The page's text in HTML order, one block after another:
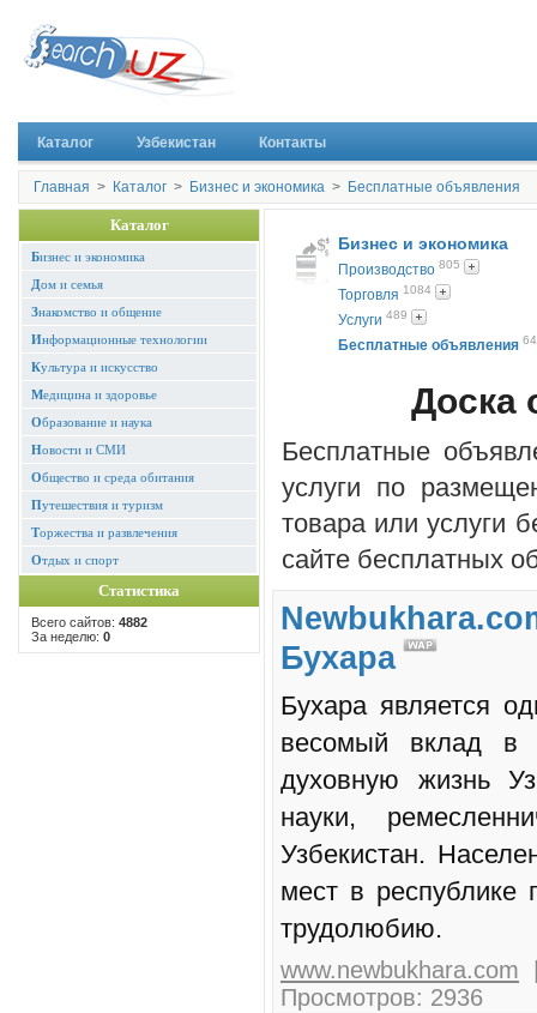
Каталог Узбекистан Контакты
Главная > Каталог > Бизнес и экономика > Бесплатные объявления
Каталог
Бизнес и экономика
Дом и семья
Знакомство и общение
Информационные технологии
Культура и искусство
Медицина и здоровье
Образование и наука
Новости и СМИ
Общество и среда обитания
Путешествия и туризм
Торжества и развлечения
Отдых и спорт
Статистика
Всего сайтов: 4882
За неделю: 0
Бизнес и экономика
Производство 805
Торговля 1084
Услуги 489
Бесплатные объявления 64
Доска
Бесплатные
услуги по
товара или услуги
сайте бесплатных
Бухара
Бухара является
весомый вклад в
духовную жизнь
науки,
Узбекистан.
мест в республике
трудолюбию.
www.newbukhara.com
Просмотров: 2936